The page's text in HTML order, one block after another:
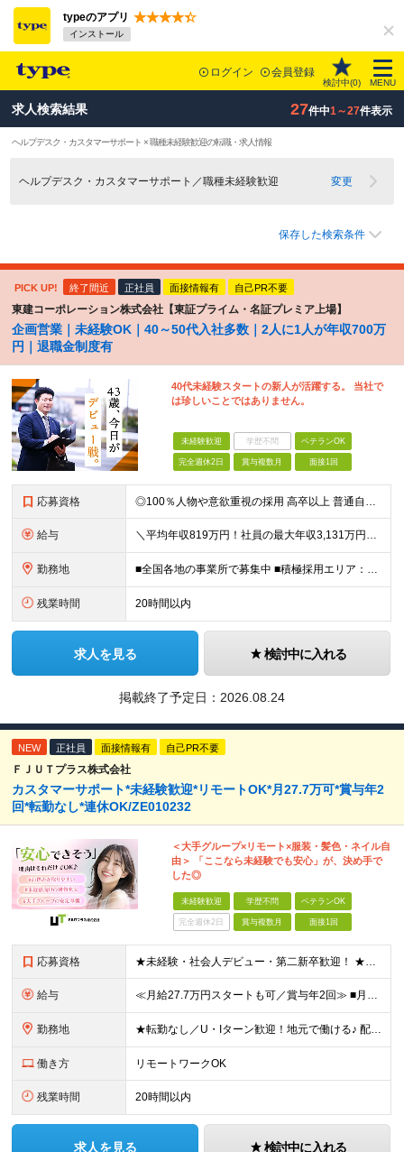
typeのアプリ
インストール
ログイン 会員登録
検討中(0) MENU
求人検索結果 27件中1～27件表示
ヘルプデスク・カスタマーサポート × 職種未経験歓迎の転職・求人情報
ヘルプデスク・カスタマーサポート／職種未経験歓迎 変更
保存した検索条件
PICK UP! 終了間近 正社員 面接情報有 自己PR不要
東建コーポレーション株式会社【東証プライム・名証プレミア上場】
企画営業｜未経験OK｜40～50代入社多数｜2人に1人が年収700万
円｜退職金制度有
40代未経験スタートの新人が活躍する。 当社で
は珍しいことではありません。
未経験歓迎 学歴不問 ベテランOK
完全週休2日 賞与複数月 面接1回
応募資格 ◎100％人物や意欲重視の採用 高卒以上 普通自動車第一種運転免許取得者（AT限定可） ★職歴は全く問いません！ 前向きにコツコツと向き合える方であれば結果がついてくるお仕事です。 現職・無職、正社
給与 ＼平均年収819万円！社員の最大年収3,131万円／ ＼2人に1人が年収700万円以上／ ＼5人に1人が年収1,000万円以上！／ 固定給だけで、年収524万円も可能！ インセンティブだけでなく固定給
勤務地 ■全国各地の事業所で募集中 ■積極採用エリア：東京・神奈川・埼玉・千葉・愛知 ※希望の勤務地で働ける！通勤可能な事業所を選定していきます ※地元に戻って働きたいUターン希望者も歓迎します！ ※社用車を
残業時間 20時間以内
求人を見る 検討中に入れる
掲載終了予定日： 2026.08.24
NEW 正社員 面接情報有 自己PR不要
ＦＪＵＴプラス株式会社
カスタマーサポート*未経験歓迎*リモートOK*月27.7万可*賞与年2
回*転勤なし*連休OK/ZE010232
＜大手グループ×リモート×服装・髪色・ネイル自
由＞ 「ここなら未経験でも安心」が、決め手で
した◎
未経験歓迎 学歴不問 ベテランOK
完全週休2日 賞与複数月 面接1回
応募資格 ★未経験・社会人デビュー・第二新卒歓迎！ ★フリーターやブランクのある方も大歓迎！ ★20～40代幅広く活躍中 ■学歴不問 ＼こんな方にピッタリ／ --------------------- □ 正
給与 ≪月給27.7万円スタートも可／賞与年2回≫ ■月給21万円～27.7万円＋各種手当＋賞与年2回 ※給与は勤務地に応じて変更します ※年齢や経験・スキルなどを考慮して決定します ※時間外手当は全額支給
勤務地 ★転勤なし／U・Iターン歓迎！地元で働ける♪ 配属先：東京・神奈川・千葉・長野・石川・大阪・福岡・札幌・愛知・広島にある『NTTドコモ』グループ 《勤務地一覧》 ■東京 ・東京都新宿区新宿4-1-6
働き方 リモートワークOK
残業時間 20時間以内
求人を見る 検討中に入れる